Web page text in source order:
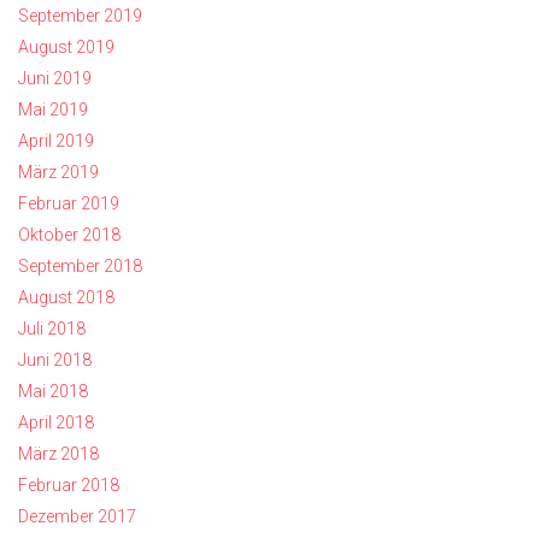
September 2019
August 2019
Juni 2019
Mai 2019
April 2019
März 2019
Februar 2019
Oktober 2018
September 2018
August 2018
Juli 2018
Juni 2018
Mai 2018
April 2018
März 2018
Februar 2018
Dezember 2017